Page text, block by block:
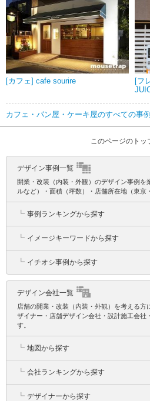
[カフェ] cafe sourire
[フ
カフェ・パン屋・ケーキ屋のすべての事
このページのトッ
デザイン事例一覧
開業・改装（内装・外観）のデザイン事例を
ルなど）・面積（坪数）・店舗所在地（東京
┗ 事例ランキングから探す
┗ イメージキーワードから探す
┗ イチオシ事例から探す
デザイン会社一覧
店舗の開業・改装（内装・外観）を考える方
ザイナー・店舗デザイン会社・設計施工会社
す。
┗ 地図から探す
┗ 会社ランキングから探す
┗ デザイナーから探す